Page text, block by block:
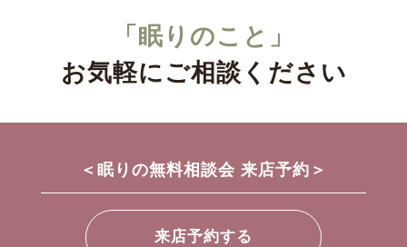
「眠りのこと」
お気軽にご相談ください
＜眠りの無料相談会 来店予約＞
来店予約する